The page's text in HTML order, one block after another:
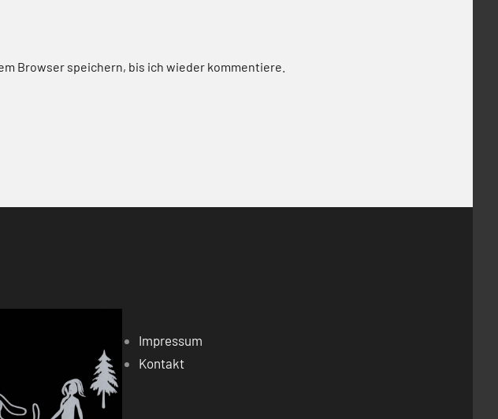
Browser speichern, bis ich wieder kommentiere.
Impressum
Kontakt